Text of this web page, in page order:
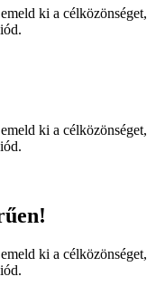
ki a célközönséget,
ki a célközönséget,
ki a célközönséget,